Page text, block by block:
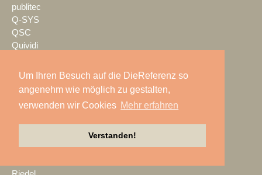
Um Ihren Besuch auf die DieReferenz so
angenehm wie möglich zu gestalten,
verwenden wir Cookies Mehr erfahren
Verstanden!
publitec
Q-SYS
QSC
Quividi
Rain Age
Rauschenberger Catering
RENT EVENT TEC
rent4event
Reprofil